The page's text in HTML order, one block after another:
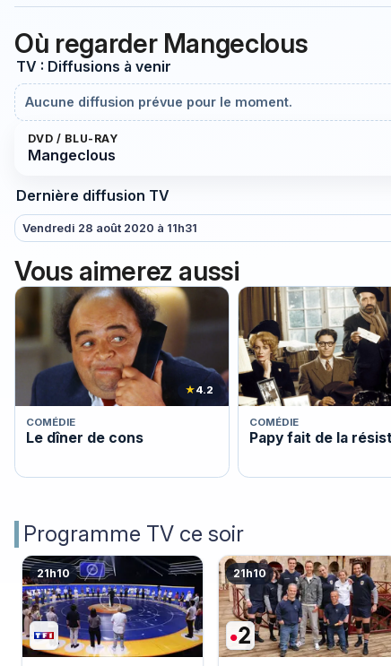
Où regarder Mangeclous
TV : Diffusions à venir
Aucune diffusion prévue pour le moment.
DVD / BLU-RAY
Mangeclous
Dernière diffusion TV
Vendredi 28 août 2020 à 11h31
Vous aimerez aussi
★4.2
COMÉDIE
Le dîner de cons
COMÉDIE
Papy fait de la
Programme TV ce soir
21h10 21h10